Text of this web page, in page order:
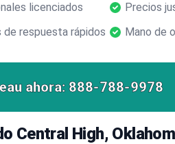
licenciados
Precios
de respuesta rápidos Mano de
ahora: 888-788-9978
Central High,